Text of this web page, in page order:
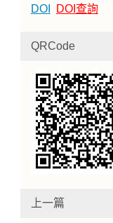
DOI
DOI查詢
QRCode
上一篇